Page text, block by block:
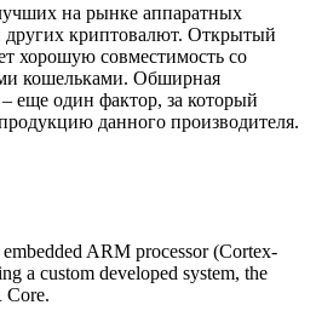
на рынке аппаратных
других криптовалют. Открытый
хорошую совместимость со
кошельками. Обширная
еще один фактор, за который
данного производителя.
ARM processor (Cortex-
a custom developed system, the
Core.